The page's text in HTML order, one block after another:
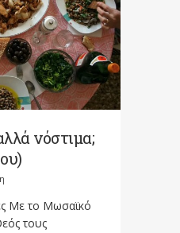
νόστιμα;
Με το Μωσαϊκό
τους